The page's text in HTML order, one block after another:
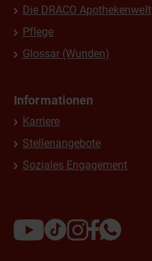
Die DRACO Apothekenwelt
Pflege
Glossar (Wunden)
Informationen
Karriere
Stellenangebote
Soziales Engagement